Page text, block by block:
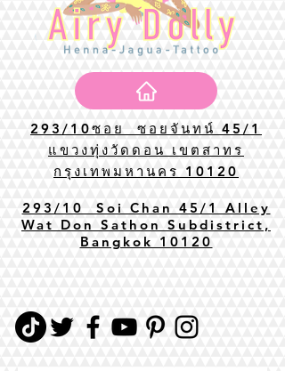
293/10ซอย ซอยจันทน์ 45/1
แขวงทุ่งวัดดอน เขตสาทร
กรุงเทพมหานคร 10120
293/10 Soi Chan 45/1 Alley
Wat Don Sathon Subdistrict,
Bangkok 10120